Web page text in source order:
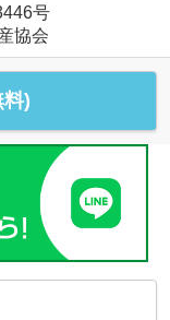
号
協会
)